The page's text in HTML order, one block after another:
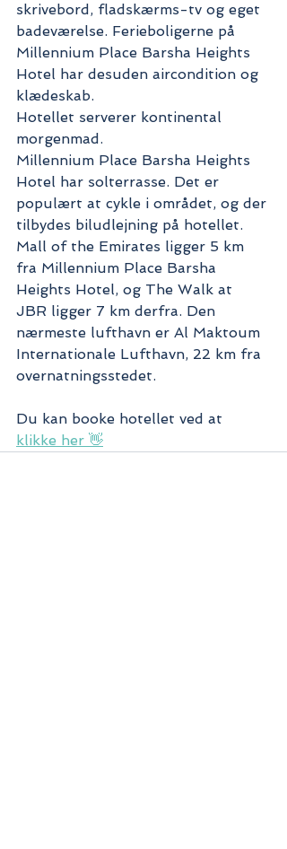
skrivebord, fladskærms-tv og eget
badeværelse. Ferieboligerne på
Millennium Place Barsha Heights
Hotel har desuden aircondition og
klædeskab.
Hotellet serverer kontinental
morgenmad.
Millennium Place Barsha Heights
Hotel har solterrasse. Det er
populært at cykle i området, og der
tilbydes biludlejning på hotellet.
Mall of the Emirates ligger 5 km
fra Millennium Place Barsha
Heights Hotel, og The Walk at
JBR ligger 7 km derfra. Den
nærmeste lufthavn er Al Maktoum
Internationale Lufthavn, 22 km fra
overnatningsstedet.
Du kan booke hotellet ved at
klikke her 👋